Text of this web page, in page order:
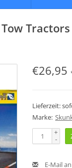
Tractors
€26,95
Lieferzeit:
Marke:
+
-
E-Mail